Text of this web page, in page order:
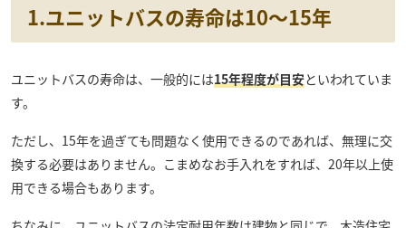
1.ユニットバスの寿命は10～15年
ユニットバスの寿命は、一般的には15年程度が目安といわれていま
す。
ただし、15年を過ぎても問題なく使用できるのであれば、無理に交
換する必要はありません。こまめなお手入れをすれば、20年以上使
用できる場合もあります。